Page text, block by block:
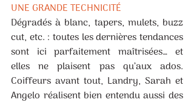
UNE GRANDE TECHNICITÉ
Dégradés à blanc, tapers, mulets, buzz
cut, etc. : toutes les dernières tendances
sont ici parfaitement maîtrisées… et
elles ne plaisent pas qu’aux ados.
Coiffeurs avant tout, Landry, Sarah et
Angelo réalisent bien entendu aussi des